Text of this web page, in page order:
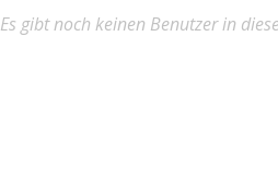
Es gibt noch keinen Benutzer in